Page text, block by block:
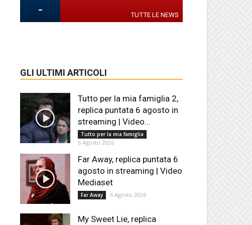
- TUTTE LE NEWS
GLI ULTIMI ARTICOLI
Tutto per la mia famiglia 2,
replica puntata 6 agosto in
streaming | Video...
Tutto per la mia famiglia
6 Agosto 2026
Far Away, replica puntata 6
agosto in streaming | Video
Mediaset
Far Away 6 Agosto 2026
My Sweet Lie, replica